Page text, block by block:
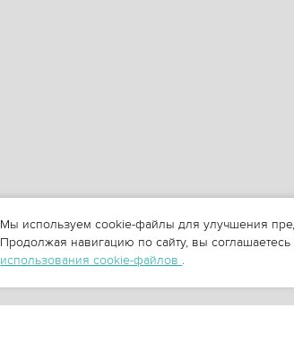
Мы используем cookie-файлы для улучшения
Продолжая навигацию по сайту, вы соглашаетесь
использования cookie-файлов .